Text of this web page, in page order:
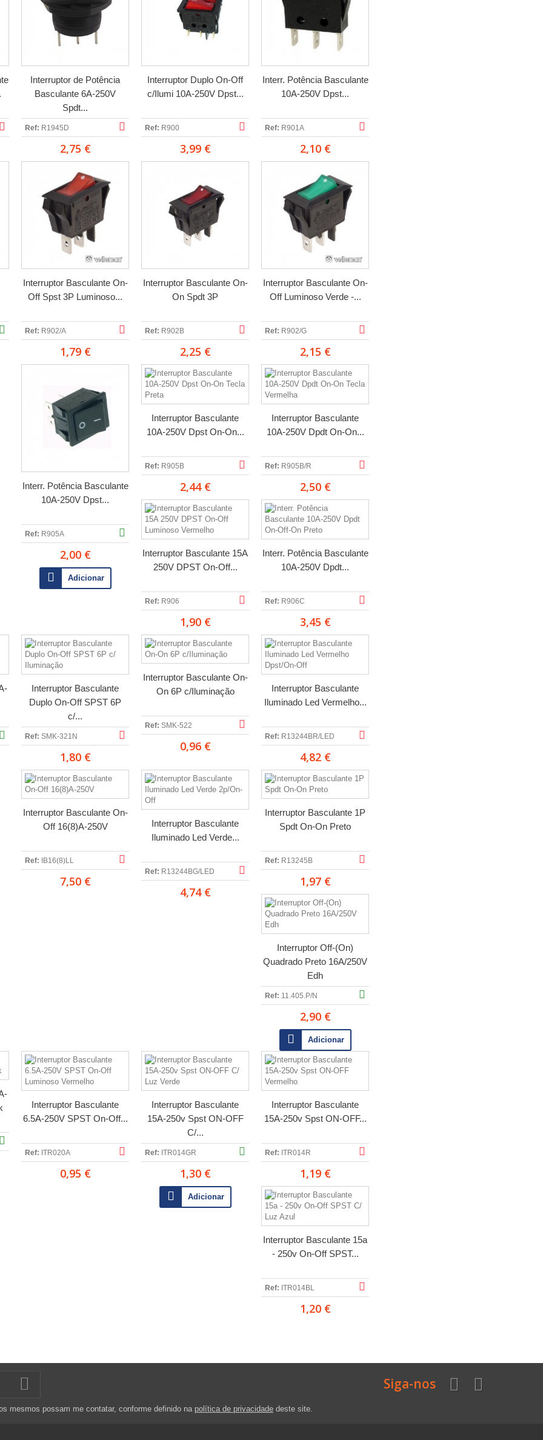
Interruptor de Potência
Basculante 6A-250V
Spdt...
Ref: R1945D
2,75 €
Interruptor Duplo On-Off
c/Ilumi 10A-250V Dpst...
Ref: R900
3,99 €
Interr. Potência Basculante
10A-250V Dpst...
Ref: R901A
2,10 €
Interruptor Basculante On-
Off Spst 3P Luminoso...
Ref: R902/A
1,79 €
Interruptor Basculante On-
On Spdt 3P
Ref: R902B
2,25 €
Interruptor Basculante On-
Off Luminoso Verde -...
Ref: R902/G
2,15 €
Interr. Potência Basculante
10A-250V Dpst...
Ref: R905A
2,00 €
Adicionar
Interruptor Basculante
10A-250V Dpst On-On...
Ref: R905B
2,44 €
Interruptor Basculante
10A-250V Dpdt On-On...
Ref: R905B/R
2,50 €
Interruptor Basculante 15A
250V DPST On-Off...
Ref: R906
1,90 €
Interr. Potência Basculante
10A-250V Dpdt...
Ref: R906C
3,45 €
Interruptor Basculante
Duplo On-Off SPST 6P
c/...
Ref: SMK-321N
1,80 €
Interruptor Basculante On-
On 6P c/Iluminação
Ref: SMK-522
0,96 €
Interruptor Basculante
Iluminado Led Vermelho...
Ref: R13244BR/LED
4,82 €
Interruptor Basculante On-
Off 16(8)A-250V
Ref: IB16(8)LL
7,50 €
Interruptor Basculante
Iluminado Led Verde...
Ref: R13244BG/LED
4,74 €
Interruptor Basculante 1P
Spdt On-On Preto
Ref: R13245B
1,97 €
Interruptor Off-(On)
Quadrado Preto 16A/250V
Edh
Ref: 11.405.P/N
2,90 €
Adicionar
Interruptor Basculante
6.5A-250V SPST On-Off...
Ref: ITR020A
0,95 €
Interruptor Basculante
15A-250v Spst ON-OFF
C/...
Ref: ITR014GR
1,30 €
Adicionar
Interruptor Basculante
15A-250v Spst ON-OFF...
Ref: ITR014R
1,19 €
Interruptor Basculante 15a
- 250v On-Off SPST...
Ref: ITR014BL
1,20 €
mesmos possam me contatar, conforme definido na política de privacidade deste site.
Siga-nos